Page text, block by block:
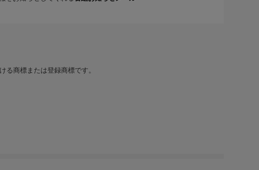
る商標または登録商標です。